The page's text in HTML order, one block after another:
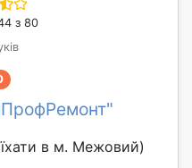
з 80
в м. Межовий)